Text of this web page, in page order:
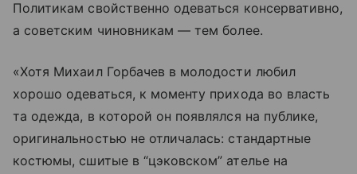
Политикам свойственно одеваться консервативно,
а советским чиновникам — тем более.
«Хотя Михаил Горбачев в молодости любил
хорошо одеваться, к моменту прихода во власть
та одежда, в которой он появлялся на публике,
оригинальностью не отличалась: стандартные
костюмы, сшитые в “цэковском” ателье на